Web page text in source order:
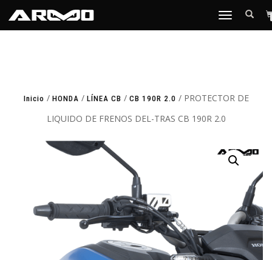
TOGGLE
Inicio / HONDA / LÍNEA CB / CB 190R 2.0 / PROTECTOR DE
LIQUIDO DE FRENOS DEL-TRAS CB 190R 2.0